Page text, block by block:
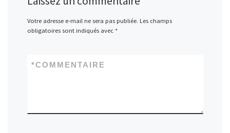
Votre adresse e-mail ne sera pas publiée. Les champs
obligatoires sont indiqués avec *
COMMENTAIRE
*